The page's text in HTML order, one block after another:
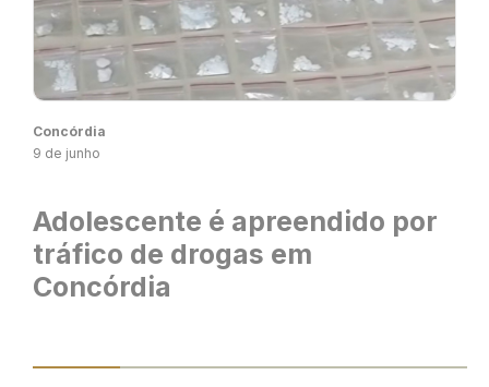
Concórdia
9 de junho
Adolescente é apreendido por
tráfico de drogas em
Concórdia